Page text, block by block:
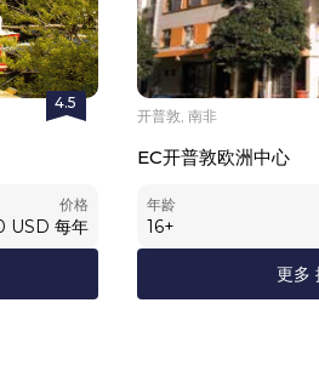
4.5
价格
USD 每年
开普敦, 南非
EC开普敦欧洲中心
年龄
16+
更多